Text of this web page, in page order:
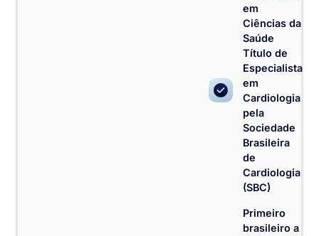
em
Ciências da
Saúde
Título de
Especialista
em
Cardiologia
pela
Sociedade
Brasileira
de
Cardiologia
(SBC)
Primeiro
brasileiro a